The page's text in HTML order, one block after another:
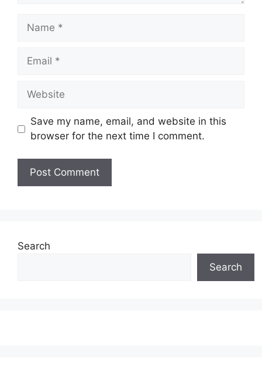
Name
Email
Website
Save my name, email, and website in this
browser for the next time I comment.
Search
Search